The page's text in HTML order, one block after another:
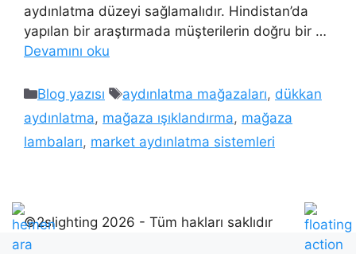
aydınlatma düzeyi sağlamalıdır. Hindistan’da
yapılan bir araştırmada müşterilerin doğru bir …
Devamını oku
Kategoriler
Blog yazısı Etiketler
aydınlatma mağazaları, dükkan
aydınlatma, mağaza ışıklandırma, mağaza
lambaları, market aydınlatma sistemleri
©2slighting 2026 - Tüm hakları saklıdır